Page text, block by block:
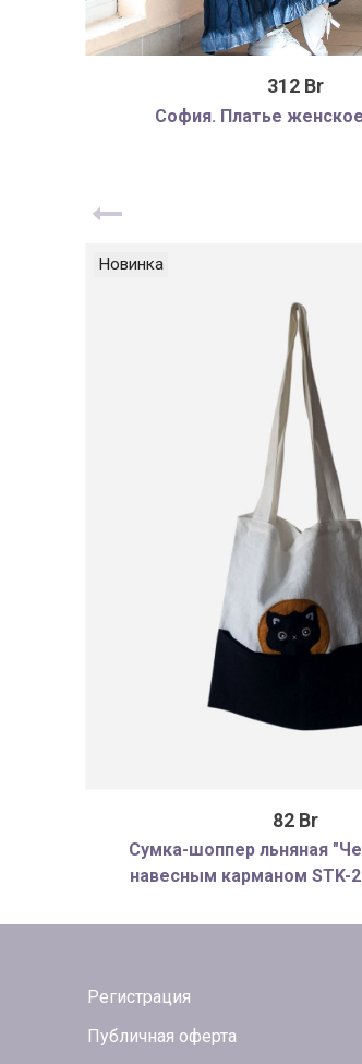
312 Br
София. Платье
Новинка
82 Br
Сумка-шоппер льняная
навесным карманом STK-
Регистрация
Публичная оферта